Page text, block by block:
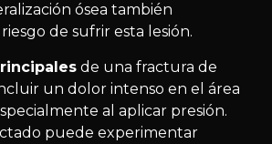
ósea también
de sufrir esta lesión.
de una fractura de
un dolor intenso en el área
al aplicar presión.
puede experimentar